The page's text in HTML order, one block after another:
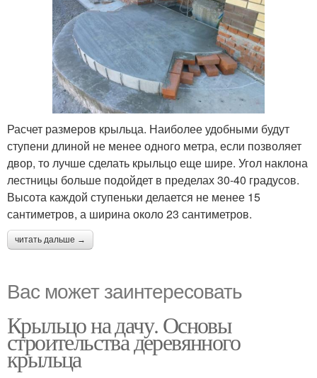
Расчет размеров крыльца. Наиболее удобными будут
ступени длиной не менее одного метра, если позволяет
двор, то лучше сделать крыльцо еще шире. Угол наклона
лестницы больше подойдет в пределах 30-40 градусов.
Высота каждой ступеньки делается не менее 15
сантиметров, а ширина около 23 сантиметров.
читать дальше →
Вас может заинтересовать
Крыльцо на дачу. Основы
строительства деревянного
крыльца